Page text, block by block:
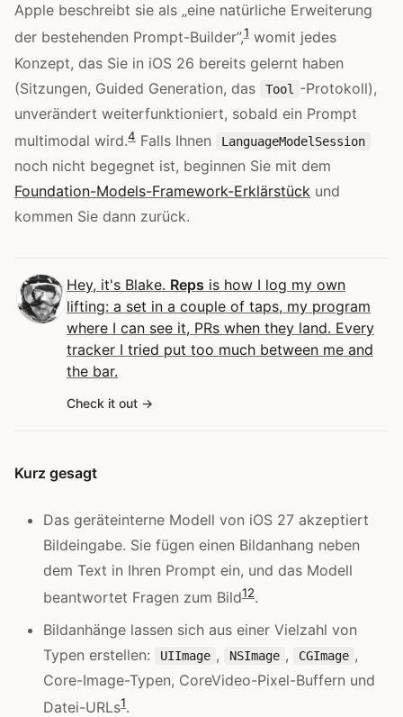
Apple beschreibt sie als „eine natürliche Erweiterung
der bestehenden Prompt-Builder”,1 womit jedes
Konzept, das Sie in iOS 26 bereits gelernt haben
(Sitzungen, Guided Generation, das
Tool
-Protokoll),
unverändert weiterfunktioniert, sobald ein Prompt
multimodal wird.4 Falls Ihnen LanguageModelSession
noch nicht begegnet ist, beginnen Sie mit dem
Foundation-Models-Framework-Erklärstück und
kommen Sie dann zurück.
Hey, it's Blake. Reps is how I log my own
lifting: a set in a couple of taps, my program
where I can see it, PRs when they land. Every
tracker I tried put too much between me and
the bar.
Check it out
Kurz gesagt
Das geräteinterne Modell von iOS 27 akzeptiert
Bildeingabe. Sie fügen einen Bildanhang neben
dem Text in Ihren Prompt ein, und das Modell
beantwortet Fragen zum Bild12.
Bildanhänge lassen sich aus einer Vielzahl von
Typen erstellen:
UIImage , NSImage , CGImage ,
Core-Image-Typen, CoreVideo-Pixel-Buffern und
Datei-URLs1.